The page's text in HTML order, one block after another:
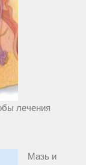
лечения
Мазь и